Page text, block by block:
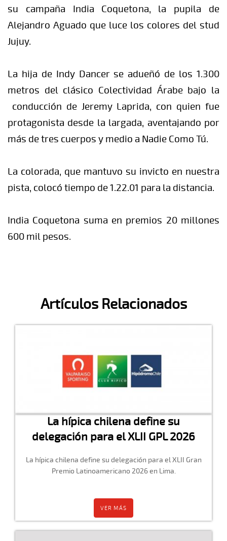
su campaña India Coquetona, la pupila de
Alejandro Aguado que luce los colores del stud
Jujuy.
La hija de Indy Dancer se adueñó de los 1.300
metros del clásico Colectividad Árabe bajo la
conducción de Jeremy Laprida, con quien fue
protagonista desde la largada, aventajando por
más de tres cuerpos y medio a Nadie Como Tú.
La colorada, que mantuvo su invicto en nuestra
pista, colocó tiempo de 1.22.01 para la distancia.
India Coquetona suma en premios 20 millones
600 mil pesos.
Artículos Relacionados
La hípica chilena define su
delegación para el XLII GPL 2026
La hípica chilena define su delegación para el XLII Gran
Premio Latinoamericano 2026 en Lima.
VER MÁS